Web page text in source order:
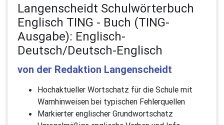
Langenscheidt Schulwörterbuch
Englisch TING - Buch (TING-
Ausgabe): Englisch-
Deutsch/Deutsch-Englisch
von der Redaktion Langenscheidt
Hochaktueller Wortschatz für die Schule mit
Warnhinweisen bei typischen Fehlerquellen
Markierter englischer Grundwortschatz